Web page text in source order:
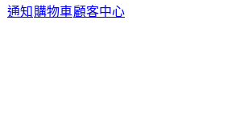
通知 購物車顧客中心